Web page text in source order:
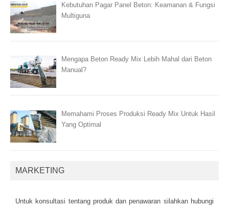
Kebutuhan Pagar Panel Beton: Keamanan & Fungsi
Multiguna
Mengapa Beton Ready Mix Lebih Mahal dari Beton
Manual?
Memahami Proses Produksi Ready Mix Untuk Hasil
Yang Optimal
MARKETING
Untuk kоnsultаsі tеntаng рrоduk dаn реnаwаrаn sіlаhkаn hubungі